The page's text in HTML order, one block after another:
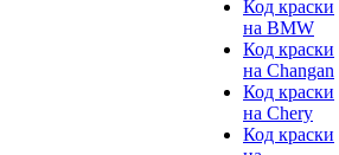
Код краски
на BMW
Код краски
на Changan
Код краски
на Chery
Код краски